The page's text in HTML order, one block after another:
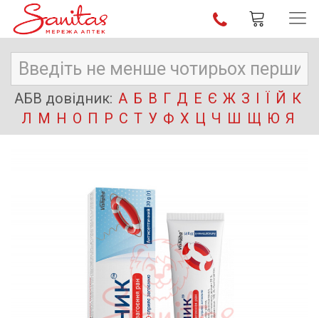
АБВ довідник: А Б В Г Д Е Є Ж З І Ї Й К
Л М Н О П Р С Т У Ф Х Ц Ч Ш Щ Ю Я